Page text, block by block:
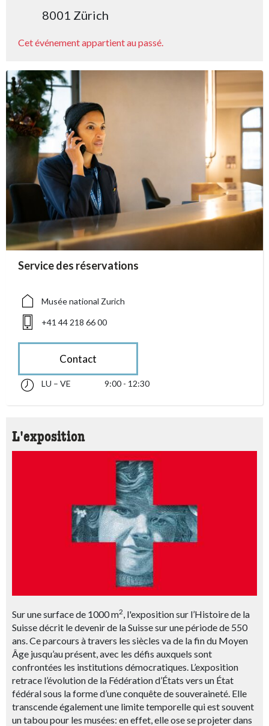
8001 Zürich
Cet événement appartient au passé.
accessibility.sr-only.person_card_info
Service des réservations
accessibility.sr-only.museum
Musée national Zurich
accessibility.sr-only.phone
+41 44 218 66 00
Contact
accessibility.sr-only.opening_hours
lundi jusqu’à vendredi 09:00 - 12:30
LU – VE 9:00 - 12:30
L'exposition
Sur une surface de 1000 m2 , l'exposition sur l’Histoire de la
Suisse décrit le devenir de la Suisse sur une période de 550
ans. Ce parcours à travers les siècles va de la fin du Moyen
Âge jusqu’au présent, avec les défis auxquels sont
confrontées les institutions démocratiques. L’exposition
retrace l’évolution de la Fédération d’États vers un État
fédéral sous la forme d’une conquête de souveraineté. Elle
transcende également une limite temporelle qui est souvent
un tabou pour les musées: en effet, elle ose se projeter dans